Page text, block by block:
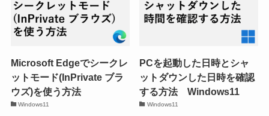
Microsoft Edgeでシークレ
ットモード(InPrivate ブラ
ウズ)を使う方法
Windows11
PCを起動した日時とシャ
ットダウンした日時を確認
する方法 Windows11
Windows11